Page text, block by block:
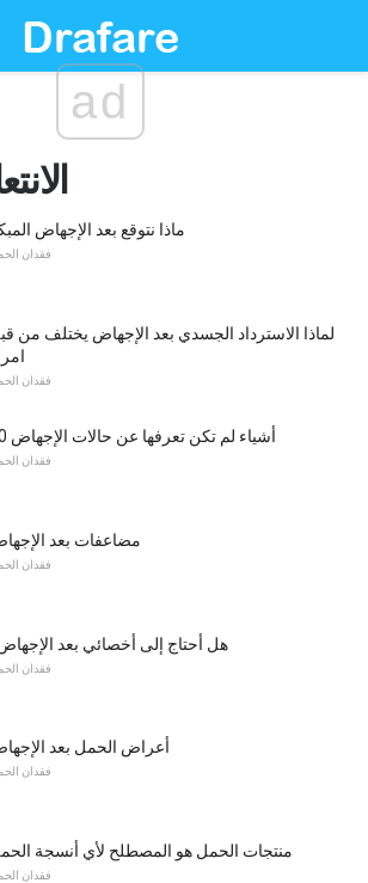
ad
ماذا نتوقع بعد الإجهاض
فقدان
لماذا الاسترداد الجسدي بعد الإجهاض يختلف من
فقدان
10 أشياء لم تكن تعرفها عن حالات الإجهاض
فقدان
مضاعفات بعد
فقدان
هل أحتاج إلى أخصائي بعد
فقدان
أعراض الحمل بعد
فقدان
منتجات الحمل هو المصطلح لأي أنسجة
فقدان